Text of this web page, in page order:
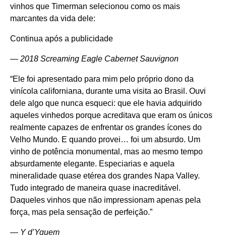
vinhos que Timerman selecionou como os mais
marcantes da vida dele:
Continua após a publicidade
— 2018 Screaming Eagle Cabernet Sauvignon
“Ele foi apresentado para mim pelo próprio dono da
vinícola californiana, durante uma visita ao Brasil. Ouvi
dele algo que nunca esqueci: que ele havia adquirido
aqueles vinhedos porque acreditava que eram os únicos
realmente capazes de enfrentar os grandes ícones do
Velho Mundo. E quando provei… foi um absurdo. Um
vinho de potência monumental, mas ao mesmo tempo
absurdamente elegante. Especiarias e aquela
mineralidade quase etérea dos grandes Napa Valley.
Tudo integrado de maneira quase inacreditável.
Daqueles vinhos que não impressionam apenas pela
força, mas pela sensação de perfeição.”
— Y d’Yquem